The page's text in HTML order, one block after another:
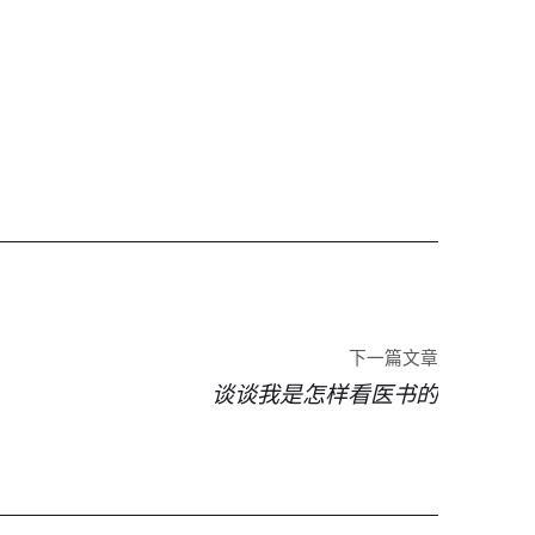
下一篇文章
谈谈我是怎样看医书的